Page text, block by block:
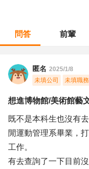
問答 前輩
匿名 2025/1/8
未填公司
未填職務
想進博物館/美術館藝
既不是本科生也沒有
閒運動管理系畢業，
工作。
有去查詢了一下目前